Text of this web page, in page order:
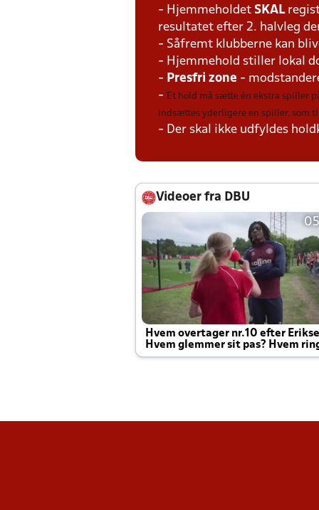
- Hjemmeholdet SKAL
resultatet efter 2. halvleg
- Såfremt klubberne kan
- Hjemmehold stiller lokal
- Presfri zone -
- Et hold må sætte én ekstra spiller
indsættes yderligere en spiller, som
- Der skal ikke udfyldes
Videoer fra DBU
Hvem overtager nr.10 efter
Hvem glemmer sit pas? Hvem
Joachim altid til efter kampe?